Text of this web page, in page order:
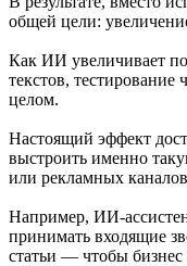
общей цели:
Как ИИ увеличивает
текстов,
целом.
Настоящий эффект
выстроить именно
или рекламных
Например, ИИ-
принимать входящие
статьи — чтобы бизнес